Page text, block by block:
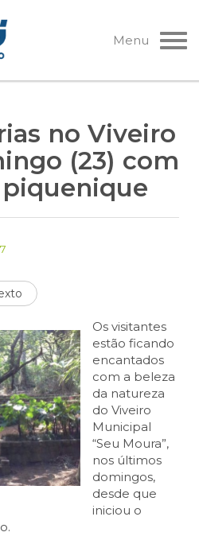
Menu
no Viveiro
(23) com
Os visitantes
estão ficando
encantados
com a beleza
da natureza
do Viveiro
Municipal
“Seu Moura”,
nos últimos
domingos,
desde que
iniciou o